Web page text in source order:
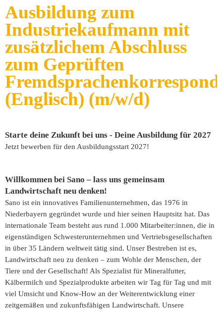
Ausbildung zum
Industriekaufmann mit
zusätzlichem Abschluss
zum Geprüften
(Englisch) (m/w/d)
Starte deine Zukunft bei uns - Deine Ausbildung für 2027
Jetzt bewerben für den Ausbildungsstart 2027!
Willkommen bei Sano – lass uns gemeinsam
Landwirtschaft neu denken!
Sano ist ein innovatives Familienunternehmen, das 1976 in
Niederbayern gegründet wurde und hier seinen Hauptsitz hat. Das
internationale Team besteht aus rund 1.000 Mitarbeiter:innen, die in
eigenständigen Schwesterunternehmen und Vertriebsgesellschaften
in über 35 Ländern weltweit tätig sind. Unser Bestreben ist es,
Landwirtschaft neu zu denken – zum Wohle der Menschen, der
Tiere und der Gesellschaft! Als Spezialist für Mineralfutter,
Kälbermilch und Spezialprodukte arbeiten wir Tag für Tag und mit
viel Umsicht und Know-How an der Weiterentwicklung einer
zeitgemäßen und zukunftsfähigen Landwirtschaft. Unsere